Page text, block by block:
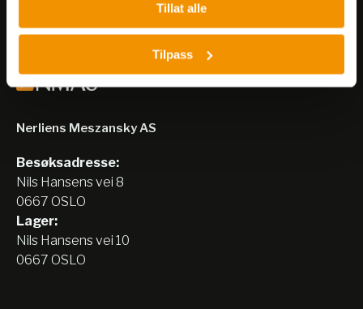
Tillat alle
Tilpass
Nerliens Meszansky AS
Besøksadresse:
Nils Hansens vei 8
0667 OSLO
Lager:
Nils Hansens vei 10
0667 OSLO